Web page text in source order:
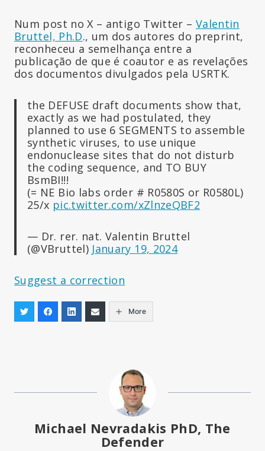
Num post no X – antigo Twitter – Valentin
Bruttel, Ph.D., um dos autores do preprint,
reconheceu a semelhança entre a
publicação de que é coautor e as revelações
dos documentos divulgados pela USRTK.
the DEFUSE draft documents show that,
exactly as we had postulated, they
planned to use 6 SEGMENTS to assemble
synthetic viruses, to use unique
endonuclease sites that do not disturb
the coding sequence, and TO BUY
BsmBI!!!
(= NE Bio labs order # R0580S or R0580L)
25/x pic.twitter.com/xZlnzeQBF2
— Dr. rer. nat. Valentin Bruttel
(@VBruttel) January 19, 2024
Suggest a correction
More
Michael Nevradakis PhD, The
Defender